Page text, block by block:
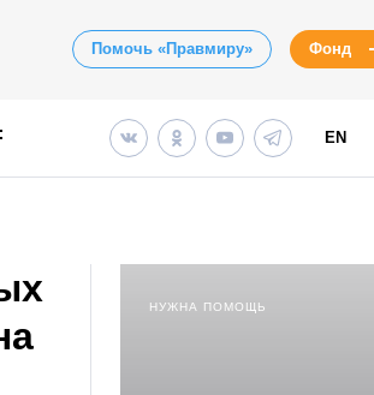
Помочь «Правмиру» Фонд
EN
НУЖНА ПОМОЩЬ